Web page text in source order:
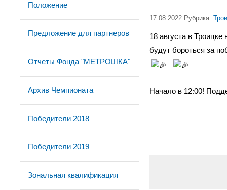
Положение
Предложение для партнеров
Отчеты Фонда "МЕТРОШКА"
Архив Чемпионата
Победители 2018
Победители 2019
Зональная квалификация
17.08.2022 Рубрика:
18 августа в
будут бороться за
Начало в 12:00!